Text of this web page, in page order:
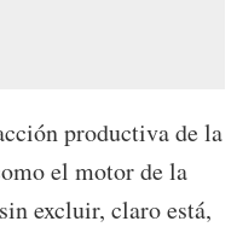
productiva de la
el motor de la
excluir, claro está,